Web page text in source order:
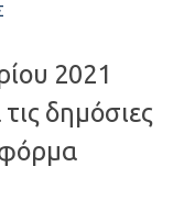
2021
δημόσιες